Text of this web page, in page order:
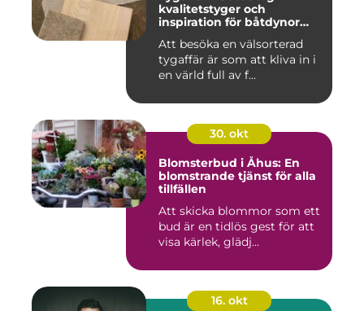
kvalitetstyger och
inspiration för båtdynor
Att besöka en välsorterad
tygaffär är som att kliva in i
en värld full av f...
30. okt
Blomsterbud i Åhus: En
blomstrande tjänst för alla
tillfällen
Att skicka blommor som ett
bud är en tidlös gest för att
visa kärlek, glädj...
16. okt